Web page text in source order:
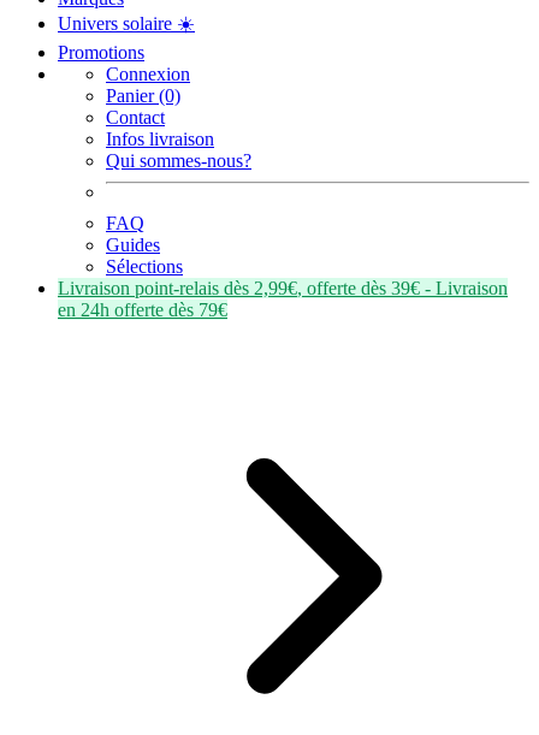
Univers solaire ☀️
Promotions
Connexion
Panier (0)
Contact
Infos livraison
Qui sommes-nous?
FAQ
Guides
Sélections
Livraison point-relais dès 2,99€, offerte dès 39€ - Livraison
en 24h offerte dès 79€